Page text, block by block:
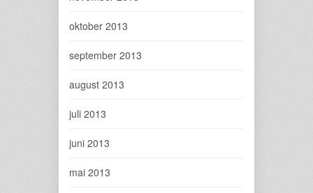
oktober 2013
september 2013
august 2013
juli 2013
juni 2013
mai 2013